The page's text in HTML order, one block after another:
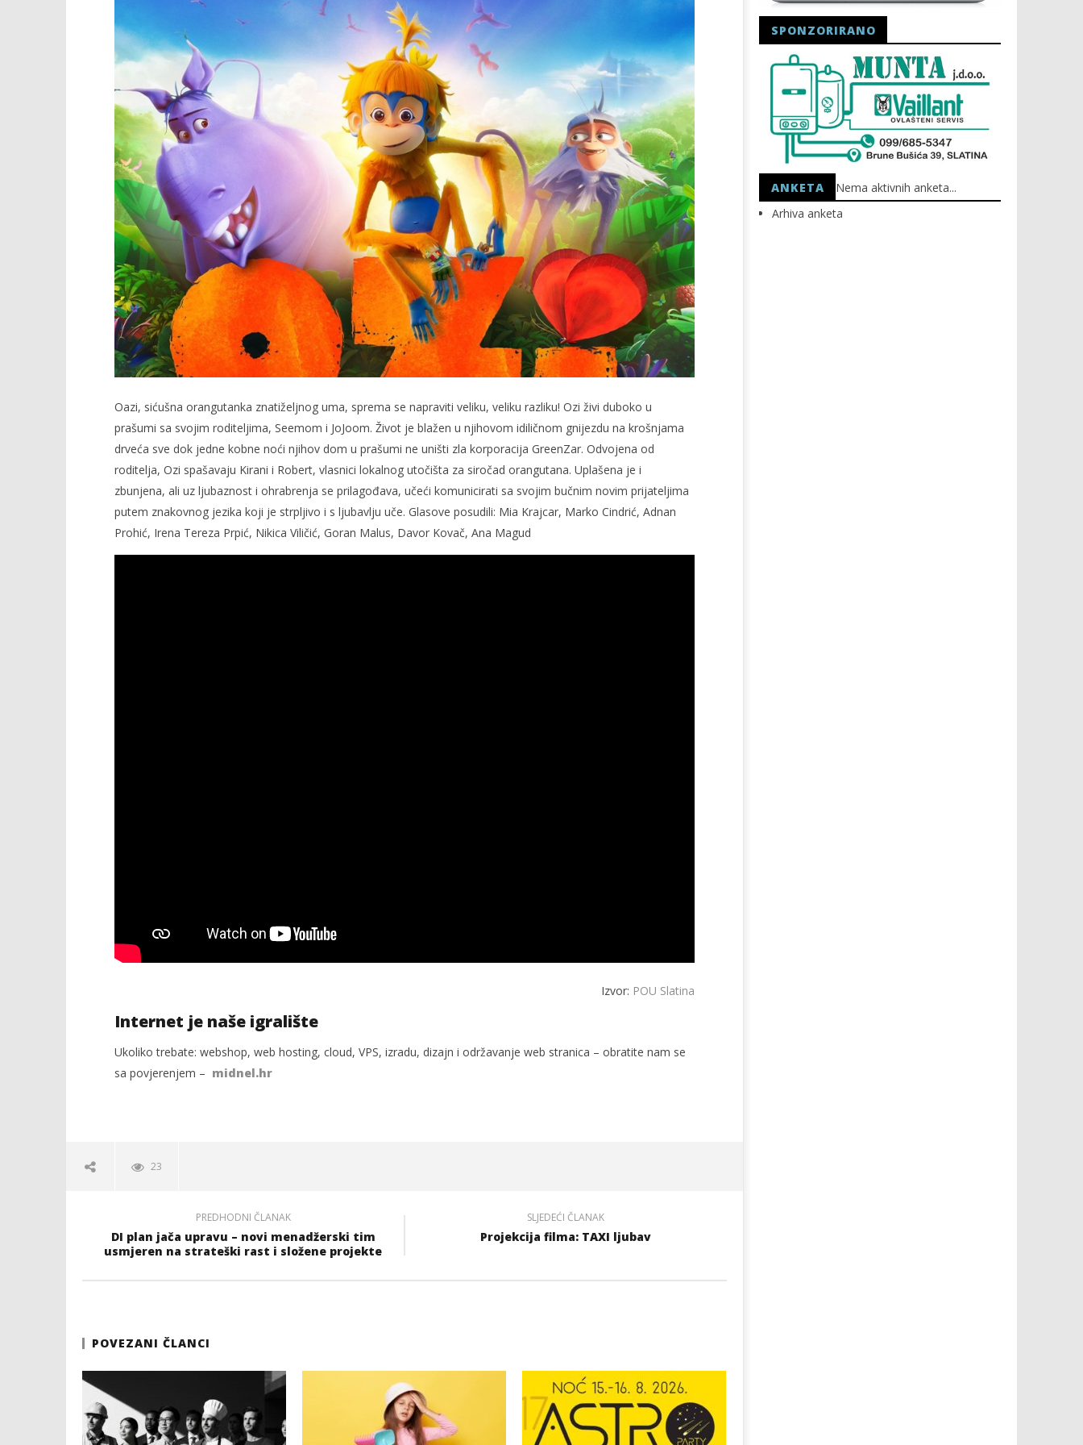
TRENUTNO OTVORENO
Projekcija filma – Ozi: Glas
šume
12.09.2025.
slatina.net
Popis poslova na području VPŽ
12.09.2025.
slatina.net
Ljeto donosi bezbrižnu igru, ali
i zdravstvene izazove
12.09.2025.
slatina.net
HEP: Bez struje
12.09.2025.
Oazi, sićušna orangutanka znatiželjnog uma, sprema se napraviti veliku, veliku razliku! Ozi živi duboko u
prašumi sa svojim roditeljima, Seemom i JoJoom. Život je blažen u njihovom idiličnom gnijezdu na krošnjama
drveća sve dok jedne kobne noći njihov dom u prašumi ne uništi zla korporacija GreenZar. Odvojena od
roditelja, Ozi spašavaju Kirani i Robert, vlasnici lokalnog utočišta za siročad orangutana. Uplašena je i
zbunjena, ali uz ljubaznost i ohrabrenja se prilagođava, učeći komunicirati sa svojim bučnim novim prijateljima
putem znakovnog jezika koji je strpljivo i s ljubavlju uče. Glasove posudili: Mia Krajcar, Marko Cindrić, Adnan
Prohić, Irena Tereza Prpić, Nikica Viličić, Goran Malus, Davor Kovač, Ana Magud
Izvor: POU Slatina
Internet je naše igralište
Ukoliko trebate: webshop, web hosting, cloud, VPS, izradu, dizajn i održavanje web stranica – obratite nam se
sa povjerenjem – midnel.hr
23
PREDHODNI ČLANAK
DI plan jača upravu – novi menadžerski tim
usmjeren na strateški rast i složene projekte
SLJEDEĆI ČLANAK
Projekcija filma: TAXI ljubav
POVEZANI ČLANCI
SPONZORIRANO
ANKETA
Nema aktivnih anketa...
Arhiva anketa